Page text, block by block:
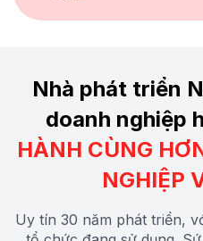
Nhà phát triển
doanh nghiệp
HÀNH CÙNG
NGHIỆP
Uy tín 30 năm phát triển,